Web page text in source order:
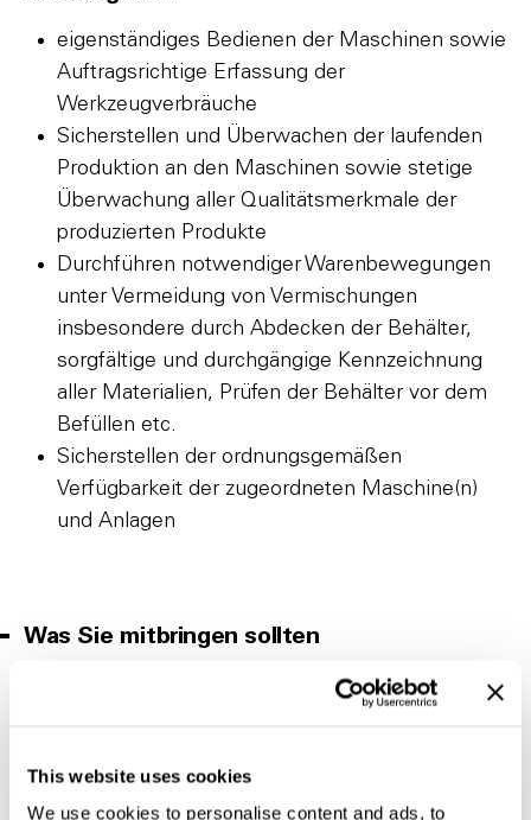
This website uses cookies
We use cookies to personalise content and ads, to
eigenständiges Bedienen der Maschinen sowie
Auftragsrichtige Erfassung der
Werkzeugverbräuche
Sicherstellen und Überwachen der laufenden
Produktion an den Maschinen sowie stetige
Überwachung aller Qualitätsmerkmale der
produzierten Produkte
Durchführen notwendiger Warenbewegungen
unter Vermeidung von Vermischungen
insbesondere durch Abdecken der Behälter,
sorgfältige und durchgängige Kennzeichnung
aller Materialien, Prüfen der Behälter vor dem
Befüllen etc.
Sicherstellen der ordnungsgemäßen
Verfügbarkeit der zugeordneten Maschine(n)
und Anlagen
Was Sie mitbringen sollten
Abgeschlossene Ausbildung als Werkzeug-
technischen Beruf
Erste Berufserfahrung wünschenswert,